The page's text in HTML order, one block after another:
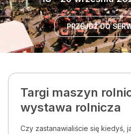
PRZEJDŹ DO
Targi maszyn
wystawa rolnicza
Czy zastanawialiście się kiedyś,